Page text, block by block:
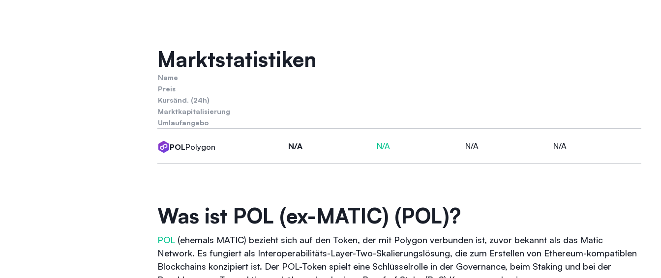
Marktstatistiken
Name
Preis
Kursänd. (24h)
Marktkapitalisierung
Umlaufangebo
POLPolygon N/A N/A N/A N/A
Was ist POL (ex-MATIC) (POL)?
POL (ehemals MATIC) bezieht sich auf den Token, der mit Polygon verbunden ist, zuvor bekannt als das Matic
Network. Es fungiert als Interoperabilitäts-Layer-Two-Skalierungslösung, die zum Erstellen von Ethereum-kompatiblen
Blockchains konzipiert ist. Der POL-Token spielt eine Schlüsselrolle in der Governance, beim Staking und bei der